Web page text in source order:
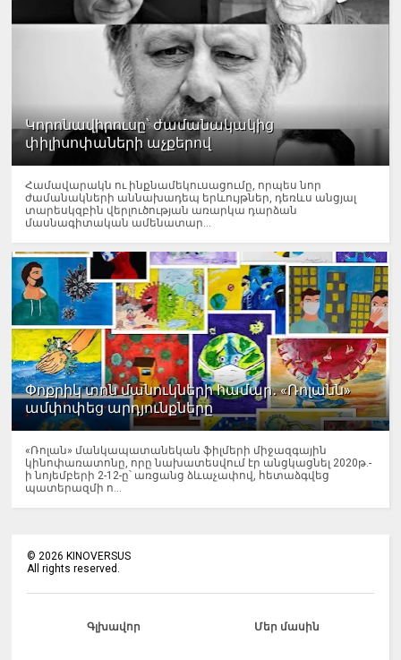
Կորոնավիրուսը՝ ժամանակակից
փիլիսոփաների աչքերով
Համավարակն ու ինքնամեկուսացումը, որպես նոր
ժամանակների աննախադեպ երևույթներ, դեռևս անցյալ
տարեսկզբին վերլուծության առարկա դարձան
մասնագիտական ամենատար...
Փոքրիկ տոն մանուկների համար․ «Ռոլանն»
ամփոփեց արդյունքները
«Ռոլան» մանկապատանեկան ֆիլմերի միջազգային
կինոփառատոնը, որը նախատեսվում էր անցկացնել 2020թ.-
ի նոյեմբերի 2-12-ը՝ առցանց ձևաչափով, հետաձգվեց
պատերազմի ո...
©2026 KINOVERSUS
All rights reserved.
Գլխավոր Մեր մասին